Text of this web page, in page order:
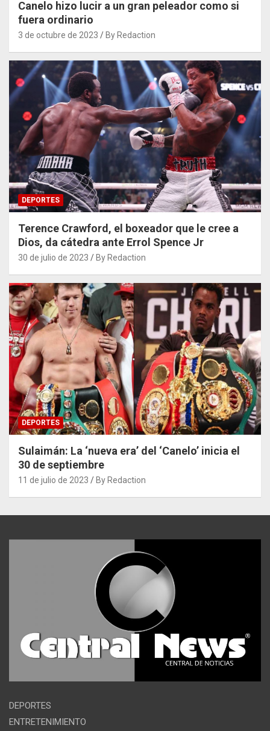
Canelo hizo lucir a un gran peleador como si
fuera ordinario
3 de octubre de 2023 By Redaction
DEPORTES
Terence Crawford, el boxeador que le cree a
Dios, da cátedra ante Errol Spence Jr
30 de julio de 2023 By Redaction
DEPORTES
Sulaimán: La ‘nueva era’ del ‘Canelo’ inicia el
30 de septiembre
11 de julio de 2023 By Redaction
DEPORTES
ENTRETENIMIENTO